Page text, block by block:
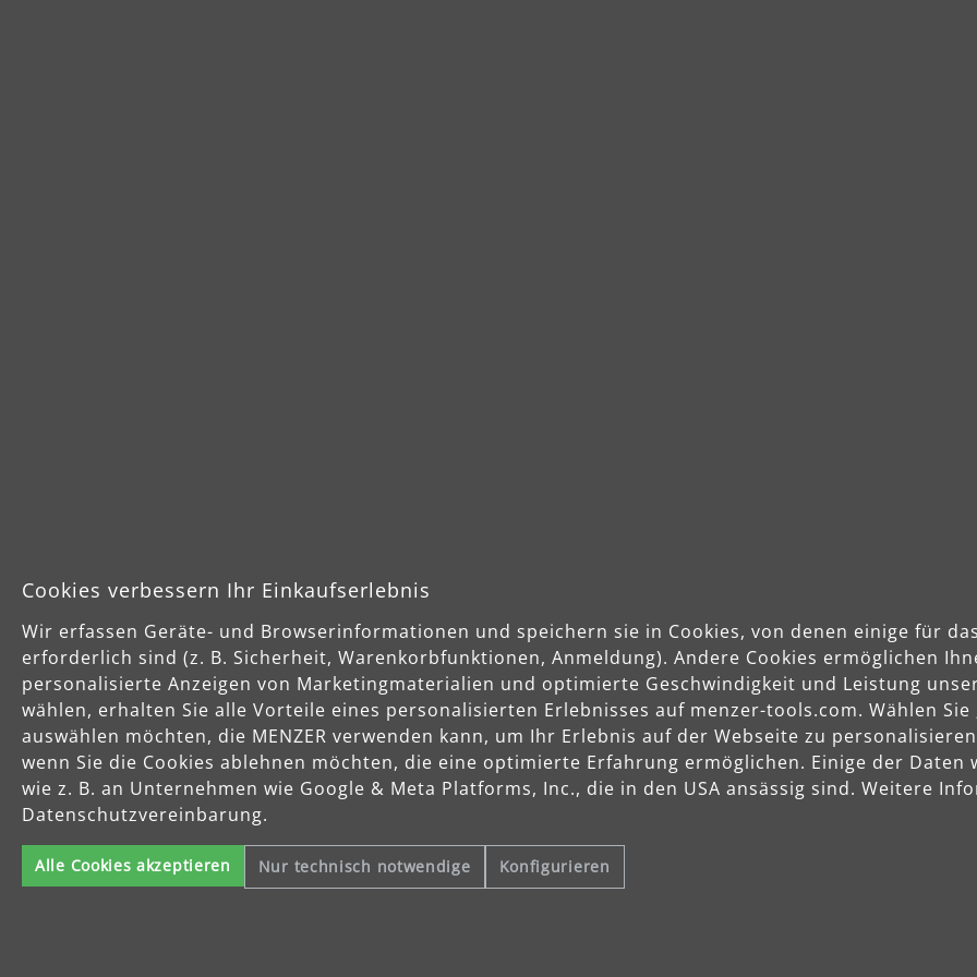
Highlights MENZER ETS 150
Cookies verbessern Ihr Einkaufserlebnis
Wir erfassen Geräte- und Browserinformationen und speichern sie in Cookies, von denen einige für
erforderlich sind (z. B. Sicherheit, Warenkorbfunktionen, Anmeldung). Andere Cookies ermöglichen
personalisierte Anzeigen von Marketingmaterialien und optimierte Geschwindigkeit und Leistung
wählen, erhalten Sie alle Vorteile eines personalisierten Erlebnisses auf menzer-tools.com. Wählen Sie
auswählen möchten, die MENZER verwenden kann, um Ihr Erlebnis auf der Webseite zu
wenn Sie die Cookies ablehnen möchten, die eine optimierte Erfahrung ermöglichen. Einige der
wie z. B. an Unternehmen wie Google & Meta Platforms, Inc., die in den USA ansässig sind. Weitere
Datenschutzvereinbarung.
Alle Cookies akzeptieren Nur technisch notwendige Konfigurieren